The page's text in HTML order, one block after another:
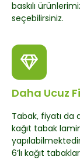
baskılı
seçebilirsiniz.
Daha Ucuz
Tabak, fiyatı da
kağıt tabak
6’lı kağıt